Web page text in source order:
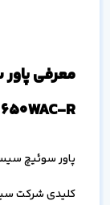
650WAC-R
کلیدی شرکت